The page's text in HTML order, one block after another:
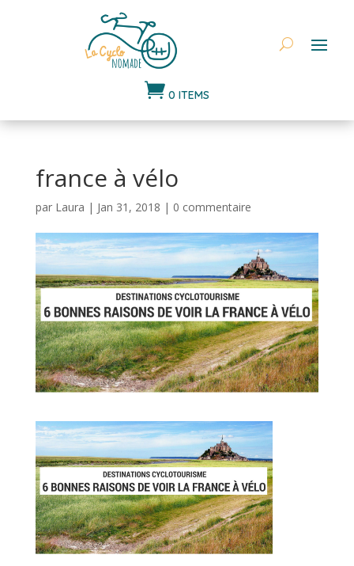
 0 ITEMS
france à vélo
par Laura | Jan 31, 2018 | 0 commentaire